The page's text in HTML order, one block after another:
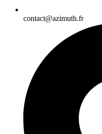
contact@azimuth.fr